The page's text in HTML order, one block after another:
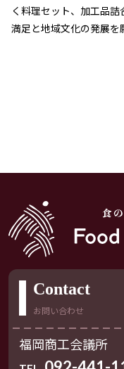
く料理セット、加工品
満足と地域文化の発展を
Contact
お問い合わせ
福岡商工会議所